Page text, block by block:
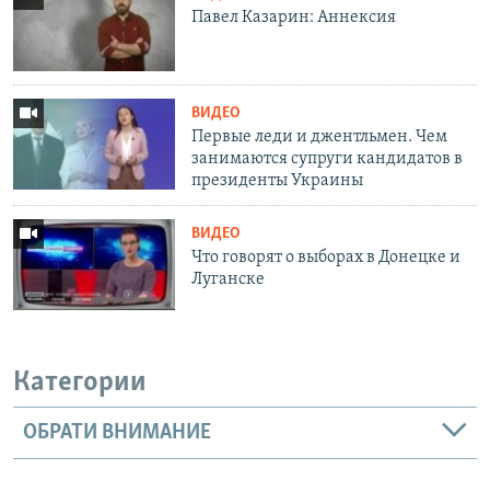
Павел Казарин: Аннексия
ВИДЕО
Первые леди и джентльмен. Чем
занимаются супруги кандидатов в
президенты Украины
ВИДЕО
Что говорят о выборах в Донецке и
Луганске
Категории
ОБРАТИ ВНИМАНИЕ